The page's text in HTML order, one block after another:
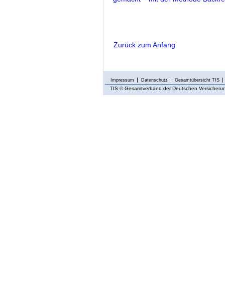
Zurück zum Anfang
Impressum Datenschutz Gesamtübersicht TIS
TIS © Gesamtverband der Deutschen